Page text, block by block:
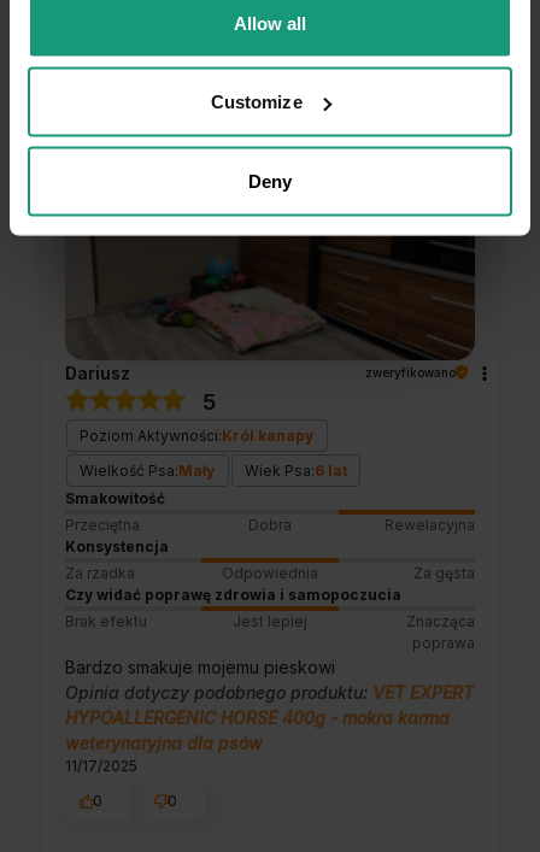
Allow all
Customize
Deny
wielkość opakowania (1)
Dariusz zweryfikowano
5
Poziom Aktywności:Król kanapy
Wielkość Psa:Mały Wiek Psa:6 lat
Smakowitość
Przeciętna
Dobra
Rewelacyjna
Konsystencja
Za rzadka
Odpowiednia
Za gęsta
Czy widać poprawę zdrowia i samopoczucia
Brak efektu
Jest lepiej
Znacząca
poprawa
Bardzo smakuje mojemu pieskowi
Opinia dotyczy podobnego produktu: VET EXPERT
HYPOALLERGENIC HORSE 400g - mokra karma
weterynaryjna dla psów
11/17/2025
0
0